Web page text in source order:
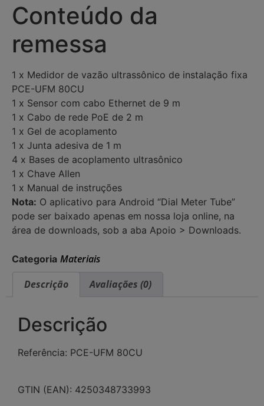
Conteúdo da
remessa
1 x Medidor de vazão ultrassônico de instalação fixa
PCE-UFM 80CU
1 x Sensor com cabo Ethernet de 9 m
1 x Cabo de rede PoE de 2 m
1 x Gel de acoplamento
1 x Junta adesiva de 1 m
4 x Bases de acoplamento ultrasônico
1 x Chave Allen
1 x Manual de instruções
Nota: O aplicativo para Android “Dial Meter Tube”
pode ser baixado apenas em nossa loja online, na
área de downloads, sob a aba Apoio > Downloads.
Categoria Materiais
Descrição
Avaliações (0)
Descrição
Referência: PCE-UFM 80CU
GTIN (EAN): 4250348733993